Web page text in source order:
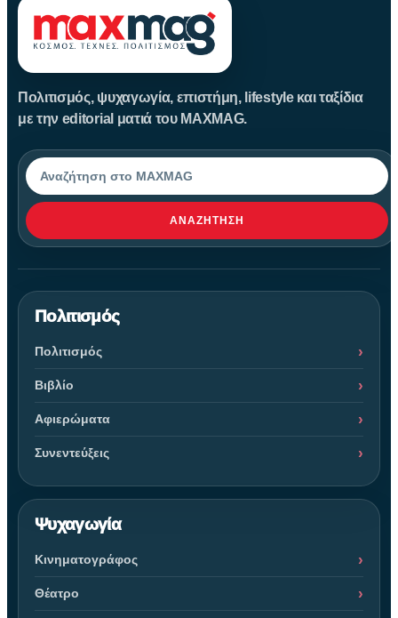
Πολιτισμός, ψυχαγωγία, επιστήμη, lifestyle και ταξίδια
με την editorial ματιά του MAXMAG.
Αναζήτηση
ΑΝΑΖΉΤΗΣΗ
Πολιτισμός
Πολιτισμός
Βιβλίο
Αφιερώματα
Συνεντεύξεις
Ψυχαγωγία
Κινηματογράφος
Θέατρο